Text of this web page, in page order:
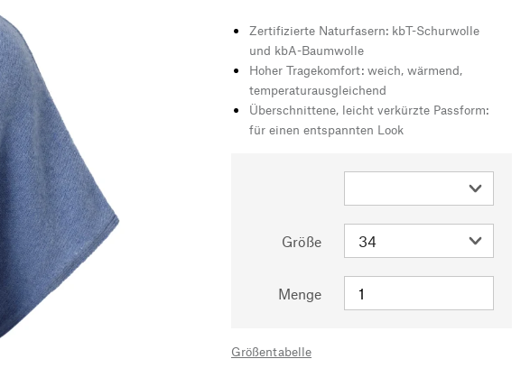
Zertifizierte Naturfasern: kbT-Schurwolle
und kbA-Baumwolle
Hoher Tragekomfort: weich, wärmend,
temperaturausgleichend
Überschnittene, leicht verkürzte Passform:
für einen entspannten Look
Größe
Menge
Größentabelle